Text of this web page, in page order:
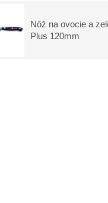
Nôž na ovocie a
Plus 120mm